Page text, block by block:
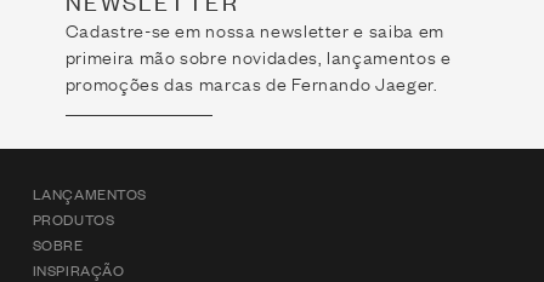
Cadastre-se em nossa newsletter e saiba em
primeira mão sobre novidades, lançamentos e
promoções das marcas de Fernando Jaeger.
LANÇAMENTOS
PRODUTOS
SOBRE
INSPIRAÇÃO